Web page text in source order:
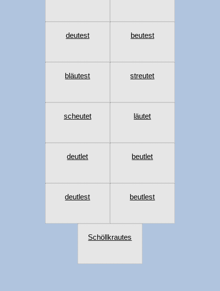
deutest beutest
bläutest streutet
scheutet läutet
deutlet beutlet
deutlest beutlest
Schöllkrautes